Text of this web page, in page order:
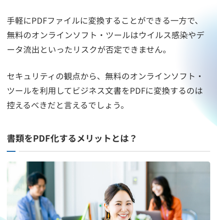
手軽にPDFファイルに変換することができる一方で、
無料のオンラインソフト・ツールはウイルス感染やデ
ータ流出といったリスクが否定できません。
セキュリティの観点から、無料のオンラインソフト・
ツールを利用してビジネス文書をPDFに変換するのは
控えるべきだと言えるでしょう。
書類をPDF化するメリットとは？